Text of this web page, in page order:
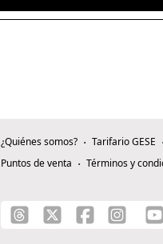
¿Quiénes somos? Tarifario GESE
Puntos de venta
Términos y